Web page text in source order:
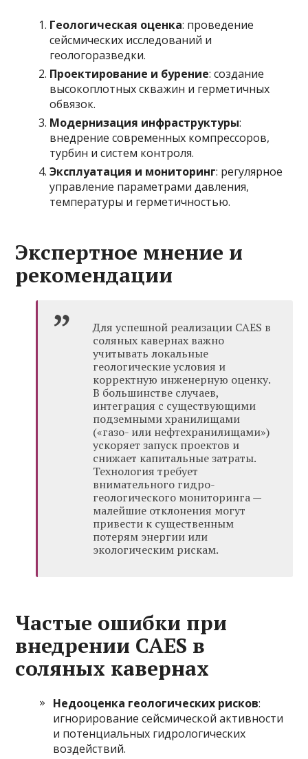
Геологическая оценка: проведение
сейсмических исследований и
геологоразведки.
Проектирование и бурение: создание
высокоплотных скважин и герметичных
обвязок.
Модернизация инфраструктуры:
внедрение современных компрессоров,
турбин и систем контроля.
Эксплуатация и мониторинг: регулярное
управление параметрами давления,
температуры и герметичностью.
Экспертное мнение и
рекомендации
Для успешной реализации CAES в
соляных кавернах важно
учитывать локальные
геологические условия и
корректную инженерную оценку.
В большинстве случаев,
интеграция с существующими
подземными хранилищами
(«газо- или нефтехранилищами»)
ускоряет запуск проектов и
снижает капитальные затраты.
Технология требует
внимательного гидро-
геологического мониторинга —
малейшие отклонения могут
привести к существенным
потерям энергии или
экологическим рискам.
Частые ошибки при
внедрении CAES в
соляных кавернах
Недооценка геологических рисков:
игнорирование сейсмической активности
и потенциальных гидрологических
воздействий.